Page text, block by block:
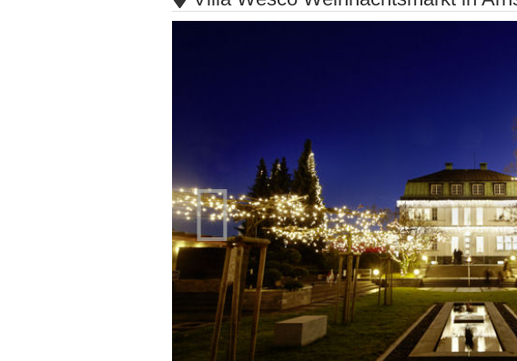
